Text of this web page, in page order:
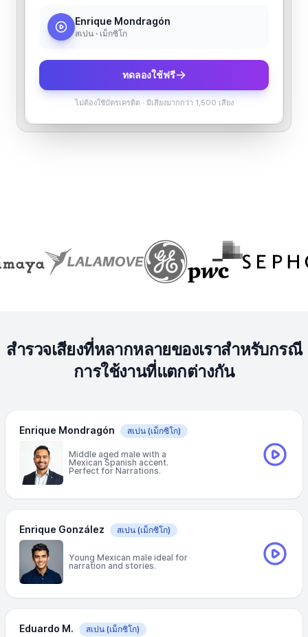
Enrique Mondragón
สเปน · เม็กซิโก
ทดลองใช้ฟรี
ไม่ต้องใช้บัตรเครดิต· มีเสียงมากกว่า 1,500 เสียง
สำรวจเสียงที่หลากหลายของเราสำหรับกรณี
การใช้งานที่แตกต่างกัน
Enrique Mondragón สเปน (เม็กซิโก)
Middle aged male with a
Mexican Spanish accent.
Perfect for Narrations.
Enrique González สเปน (เม็กซิโก)
Young Mexican male ideal for
narration and stories.
Eduardo M. สเปน (เม็กซิโก)